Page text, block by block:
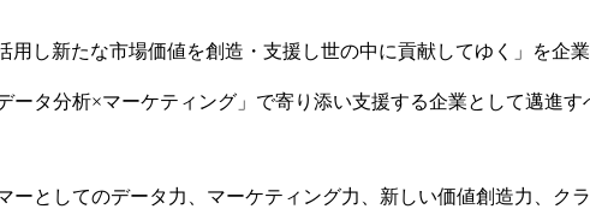
し新たな市場価値を創造・支援し世の中に貢献してゆく」を企
タ分析×マーケティング」で寄り添い支援する企業として邁進
としてのデータ力、マーケティング力、新しい価値創造力、ク